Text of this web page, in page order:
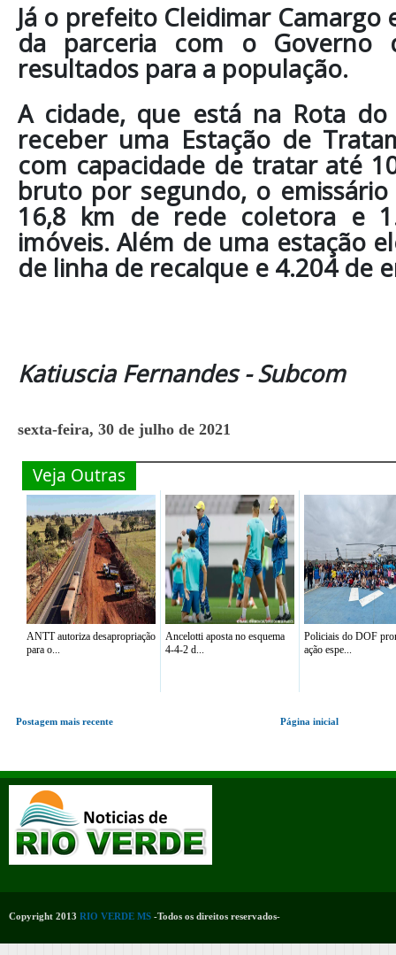
Já o prefeito Cleidimar Camargo
da parceria com o Governo
resultados para a população.
A cidade, que está na Rota do
receber uma Estação de
com capacidade de tratar até
bruto por segundo, o
16,8 km de rede coletora e
imóveis. Além de uma estação
de linha de recalque e 4.204 de
Katiuscia Fernandes - Subcom
sexta-feira, 30 de julho de 2021
Veja Outras
ANTT autoriza desapropriação
para o...
Ancelotti aposta no esquema
4-4-2 d...
Policiais do DOF
ação espe...
Postagem mais recente Página inicial
Copyright 2013 RIO VERDE MS -Todos os direitos reservados-